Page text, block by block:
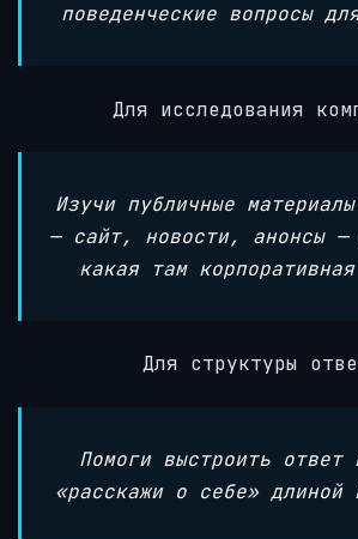
поведенческие вопросы
Для исследования
Изучи публичные
— сайт, новости, анонсы —
какая там
Для структуры
Помоги выстроить ответ
«расскажи о себе» длиной